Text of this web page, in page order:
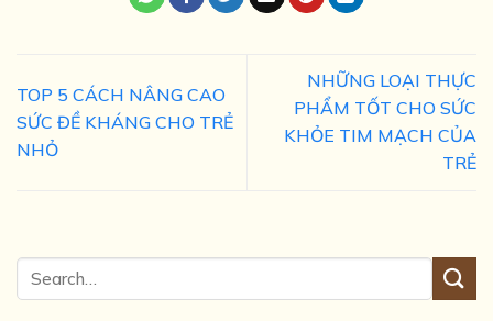
TOP 5 CÁCH NÂNG CAO
SỨC ĐỀ KHÁNG CHO TRẺ
NHỎ
NHỮNG LOẠI THỰC
PHẨM TỐT CHO SỨC
KHỎE TIM MẠCH CỦA
TRẺ